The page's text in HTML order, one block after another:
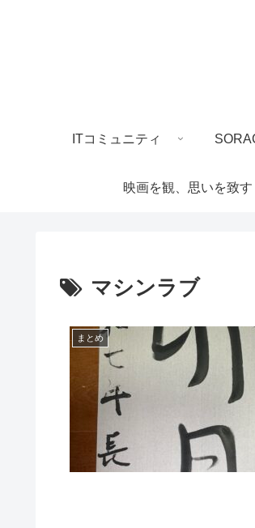
ITコミュニティ
映画を観、思いを致す
マシンラブ
まとめ